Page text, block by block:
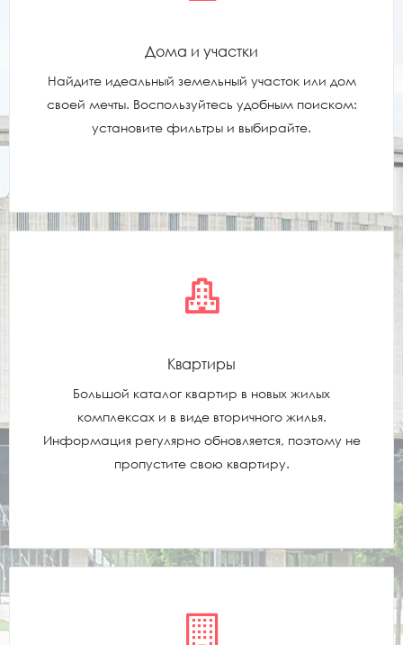
Дома и участки
Найдите идеальный земельный участок или дом
своей мечты. Воспользуйтесь удобным поиском:
установите фильтры и выбирайте.
Квартиры
Большой каталог квартир в новых жилых
комплексах и в виде вторичного жилья.
Информация регулярно обновляется, поэтому не
пропустите свою квартиру.